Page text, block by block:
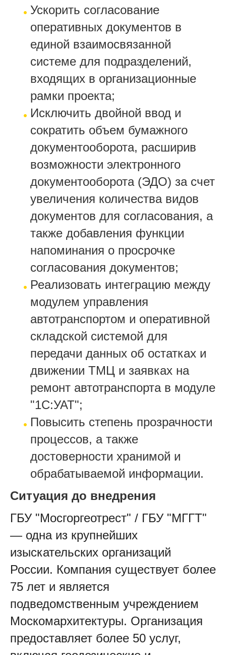
Ускорить согласование
оперативных документов в
единой взаимосвязанной
системе для подразделений,
входящих в организационные
рамки проекта;
Исключить двойной ввод и
сократить объем бумажного
документооборота, расширив
возможности электронного
документооборота (ЭДО) за счет
увеличения количества видов
документов для согласования, а
также добавления функции
напоминания о просрочке
согласования документов;
Реализовать интеграцию между
модулем управления
автотранспортом и оперативной
складской системой для
передачи данных об остатках и
движении ТМЦ и заявках на
ремонт автотранспорта в модуле
"1С:УАТ";
Повысить степень прозрачности
процессов, а также
достоверности хранимой и
обрабатываемой информации.
Ситуация до внедрения
ГБУ "Мосгоргеотрест" / ГБУ "МГГТ"
— одна из крупнейших
изыскательских организаций
России. Компания существует более
75 лет и является
подведомственным учреждением
Москомархитектуры. Организация
предоставляет более 50 услуг,